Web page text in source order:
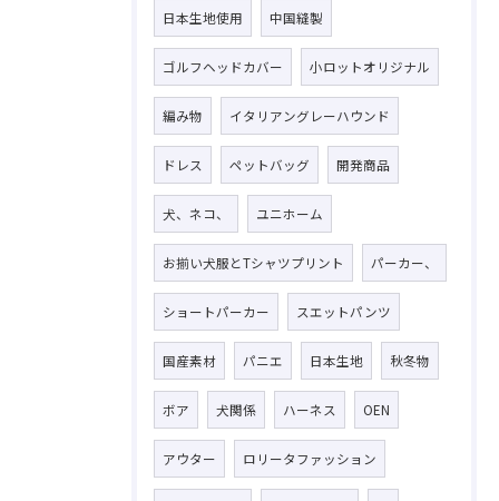
日本生地使用 中国縫製
ゴルフヘッドカバー 小ロットオリジナル
編み物 イタリアングレーハウンド
ドレス ペットバッグ 開発商品
犬、ネコ、 ユニホーム
お揃い犬服とTシャツプリント パーカー、
ショートパーカー スエットパンツ
国産素材 パニエ 日本生地 秋冬物
ボア 犬関係 ハーネス OEN
アウター ロリータファッション
お問い合わせはこちら